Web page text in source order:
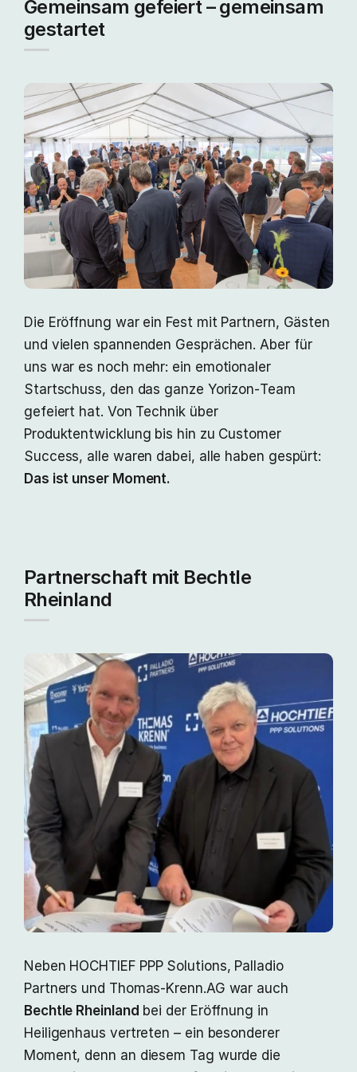
Gemeinsam gefeiert – gemeinsam
gestartet
Die Eröffnung war ein Fest mit Partnern, Gästen
und vielen spannenden Gesprächen. Aber für
uns war es noch mehr: ein emotionaler
Startschuss, den das ganze Yorizon‑Team
gefeiert hat. Von Technik über
Produktentwicklung bis hin zu Customer
Success, alle waren dabei, alle haben gespürt:
Das ist unser Moment.
Partnerschaft mit Bechtle
Rheinland
Neben HOCHTIEF PPP Solutions, Palladio
Partners und Thomas-Krenn.AG war auch
Bechtle Rheinland bei der Eröffnung in
Heiligenhaus vertreten – ein besonderer
Moment, denn an diesem Tag wurde die